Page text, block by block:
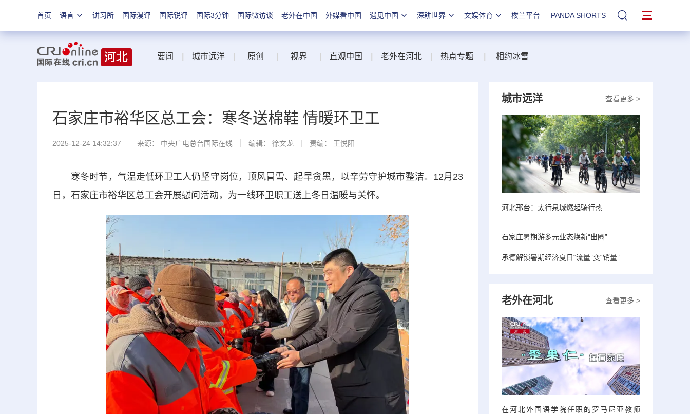
首页 语言 讲习所 国际漫评 国际锐评 国际3分钟 国际微访谈 老外在中国 外媒看中国 遇见中国 深耕世界 文娱体育 楼兰平台 PANDA SHORTS 站内搜索
要闻 城市远洋 原创 视界 直观中国 老外在河北 热点专题 相约冰雪
石家庄市裕华区总工会：寒冬送棉鞋 情暖环卫工
2025-12-24 14:32:37 来源： 中央广电总台国际在线 编辑： 徐文龙 责编： 王悦阳
寒冬时节，气温走低环卫工人仍坚守岗位，顶风冒雪、起早贪黑，以辛劳守护城市整洁。12月23
日，石家庄市裕华区总工会开展慰问活动，为一线环卫职工送上冬日温暖与关怀。
查看更多 >
城市远洋
河北邢台：太行泉城燃起骑行热
石家庄暑期游多元业态焕新“出圈”
承德解锁暑期经济夏日“流量”变“销量”
查看更多 >
老外在河北
在河北外国语学院任职的罗马尼亚教师